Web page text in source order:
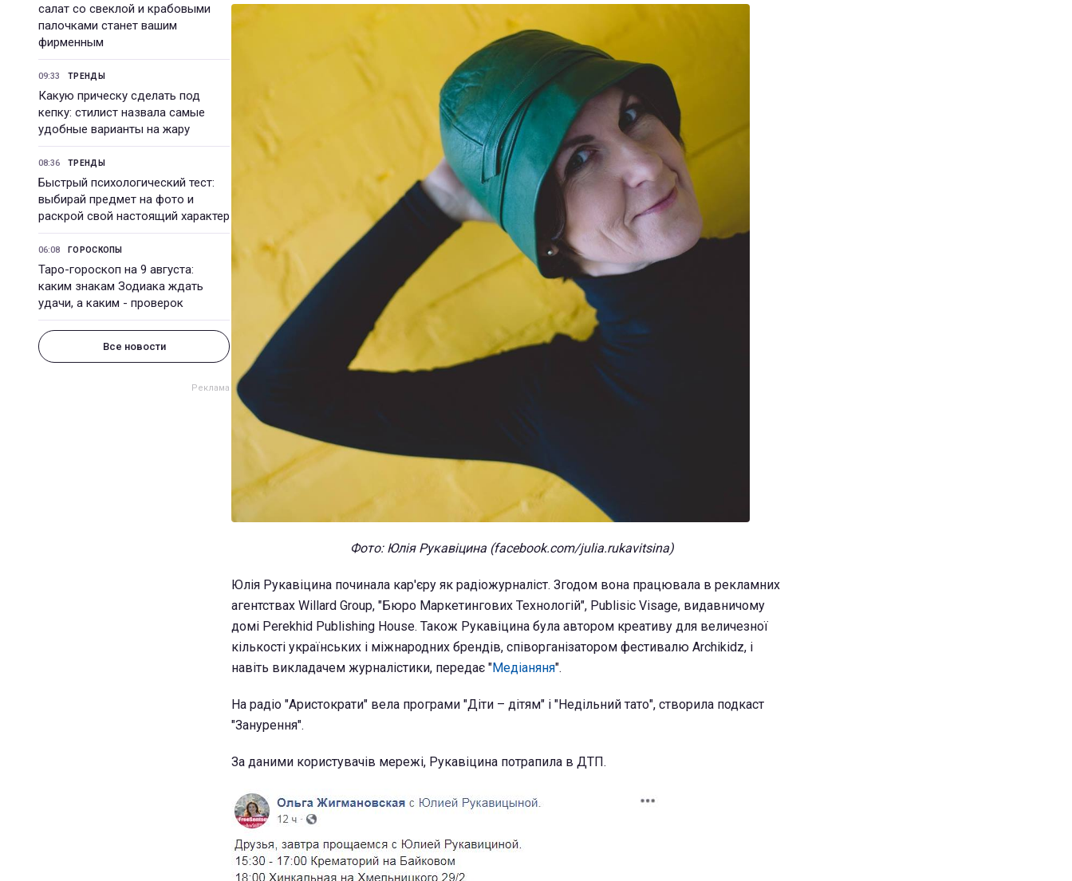
салат со свеклой и крабовыми
палочками станет вашим
фирменным
09:33 ТРЕНДЫ
Какую прическу сделать под
кепку: стилист назвала самые
удобные варианты на жару
08:36 ТРЕНДЫ
Быстрый психологический тест:
выбирай предмет на фото и
раскрой свой настоящий характер
06:08 ГОРОСКОПЫ
Таро-гороскоп на 9 августа:
каким знакам Зодиака ждать
удачи, а каким - проверок
Все новости
Фото: Юлія Рукавіцина (facebook.com/julia.rukavitsina)
Юлія Рукавіцина починала кар'єру як радіожурналіст. Згодом вона працювала в рекламних
агентствах Willard Group, "Бюро Маркетингових Технологій", Publisic Visage, видавничому
домі Perekhid Publishing House. Також Рукавіцина була автором креативу для величезної
кількості українських і міжнародних брендів, співорганізатором фестивалю Archikidz, і
навіть викладачем журналістики, передає "Медіаняня".
На радіо "Аристократи" вела програми "Діти – дітям" і "Недільний тато", створила подкаст
"Занурення".
За даними користувачів мережі, Рукавіцина потрапила в ДТП.